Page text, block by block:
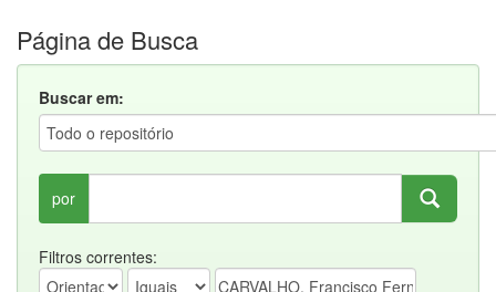
Página de Busca
Buscar em:
por
Filtros correntes: